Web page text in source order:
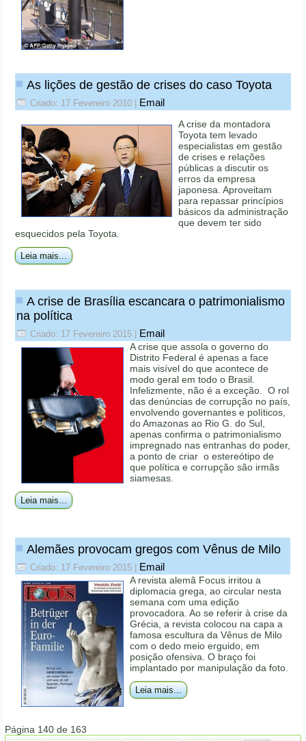
As lições de gestão de crises do caso Toyota
Criado: 17 Fevereiro 2010 | Email
A crise da montadora
Toyota tem levado
especialistas em gestão
de crises e relações
públicas a discutir os
erros da empresa
japonesa. Aproveitam
para repassar princípios
básicos da administração
que devem ter sido
esquecidos pela Toyota.
Leia mais...
A crise de Brasília escancara o patrimonialismo
na política
Criado: 17 Fevereiro 2015 | Email
A crise que assola o governo do
Distrito Federal é apenas a face
mais visível do que acontece de
modo geral em todo o Brasil.
Infelizmente, não é a exceção. O rol
das denúncias de corrupção no país,
envolvendo governantes e políticos,
do Amazonas ao Rio G. do Sul,
apenas confirma o patrimonialismo
impregnado nas entranhas do poder,
a ponto de criar o estereótipo de
que política e corrupção são irmãs
siamesas.
Leia mais...
Alemães provocam gregos com Vênus de Milo
Criado: 17 Fevereiro 2015 | Email
A revista alemã Focus irritou a
diplomacia grega, ao circular nesta
semana com uma edição
provocadora. Ao se referir à crise da
Grécia, a revista colocou na capa a
famosa escultura da Vênus de Milo
com o dedo meio erguido, em
posição ofensiva. O braço foi
implantado por manipulação da foto.
Leia mais...
Página 140 de 163